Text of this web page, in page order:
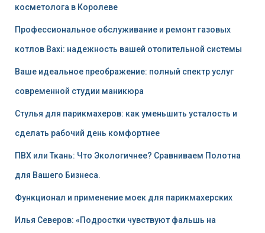
косметолога в Королеве
Профессиональное обслуживание и ремонт газовых
котлов Baxi: надежность вашей отопительной системы
Ваше идеальное преображение: полный спектр услуг
современной студии маникюра
Стулья для парикмахеров: как уменьшить усталость и
сделать рабочий день комфортнее
ПВХ или Ткань: Что Экологичнее? Сравниваем Полотна
для Вашего Бизнеса.
Функционал и применение моек для парикмахерских
Илья Северов: «Подростки чувствуют фальшь на